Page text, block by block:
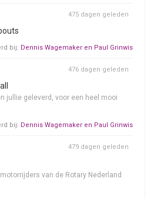
475 dagen geleden
bij: Dennis Wagemaker en Paul Grinwis
jullie geleverd, voor een heel mooi
476 dagen geleden
bij: Dennis Wagemaker en Paul Grinwis
van de Rotary Nederland
479 dagen geleden